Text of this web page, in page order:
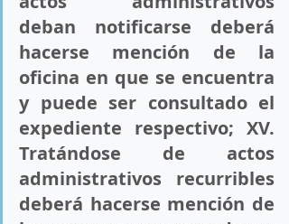
deban notificarse deberá
hacerse mención de la
oficina en que se encuentra
y puede ser consultado el
expediente respectivo; XV.
Tratándose de actos
administrativos recurribles
deberá hacerse mención de